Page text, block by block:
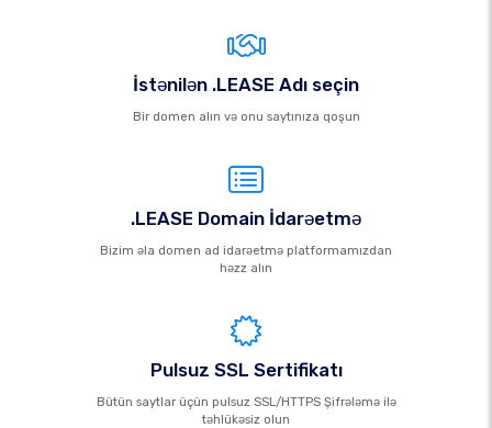
İstənilən .LEASE Adı seçin
Bir domen alın və onu saytınıza qoşun
.LEASE Domain İdarəetmə
Bizim əla domen ad idarəetmə platformamızdan
həzz alın
Pulsuz SSL Sertifikatı
Bütün saytlar üçün pulsuz SSL/HTTPS Şifrələmə ilə
təhlükəsiz olun